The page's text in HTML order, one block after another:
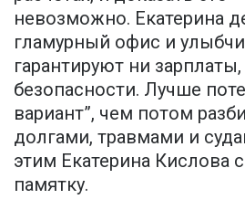
невозможно. Екатерина
гламурный офис и
гарантируют ни
безопасности. Лучше
вариант”, чем потом
долгами, травмами и
этим Екатерина Кислова
памятку.